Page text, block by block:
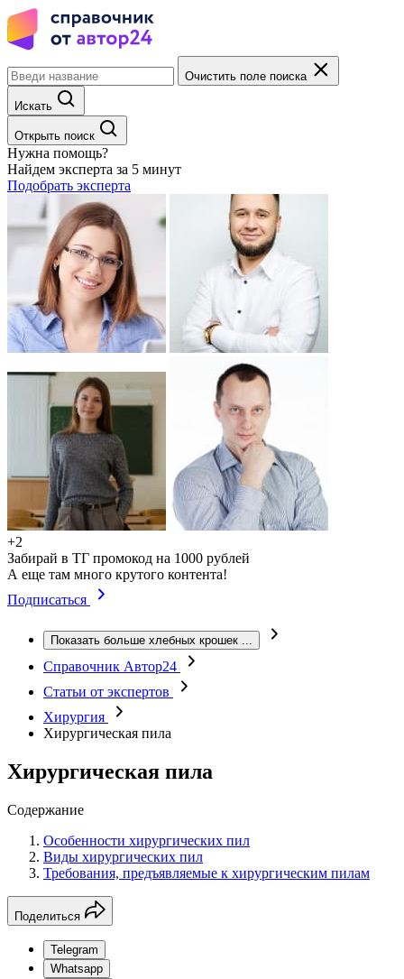
Очистить поле поиска
Искать
Открыть поиск
Нужна помощь?
Найдем эксперта за 5 минут
Подобрать эксперта
+2
Забирай в ТГ промокод на 1000 рублей
А еще там много крутого контента!
Подписаться
Показать больше хлебных крошек ...
Справочник Автор24
Статьи от экспертов
Хирургия
Хирургическая пила
Хирургическая пила
Содержание
Особенности хирургических пил
Виды хирургических пил
Требования, предъявляемые к хирургическим пилам
Поделиться
Telegram
Whatsapp